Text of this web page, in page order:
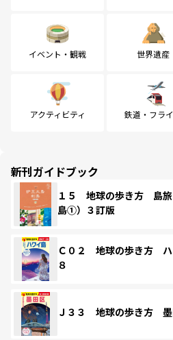
イベント・観戦 世界遺産
アクティビティ 鉄道・フラ
新刊ガイドブック
１５ 地球の歩き方 島
島①）３訂版
Ｃ０２ 地球の歩き方
８
Ｊ３３ 地球の歩き方